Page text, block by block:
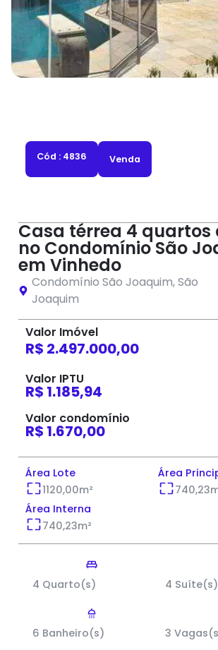
Cód : 4836 Venda
Casa térrea 4 quartos
no Condomínio São
em Vinhedo
Condomínio São Joaquim,São
Joaquim
Valor Imóvel
R$ 2.497.000,00
Valor IPTU
R$ 1.185,94
Valor condomínio
R$ 1.670,00
Área Lote
1120,00m²
Área
740,23
Área Interna
740,23m²
4 Quarto(s) 4 Suíte(s)
6 Banheiro(s) 3